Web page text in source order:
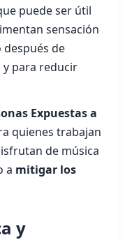
puede ser útil
sensación
de
para reducir
Expuestas a
quienes trabajan
de música
a mitigar los
y